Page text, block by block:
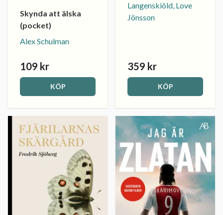
Skynda att älska
(pocket)
Alex Schulman
109 kr
KÖP
Langenskiöld, Love
Jönsson
359 kr
KÖP